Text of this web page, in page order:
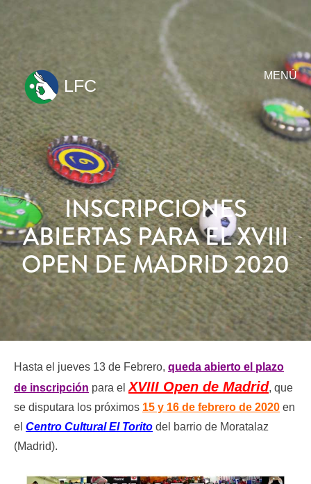
MENÚ
ir
al
contenido
LFC
INSCRIPCIONES
ABIERTAS PARA EL XVIII
OPEN DE MADRID 2020
Hasta el jueves 13 de Febrero, queda abierto el plazo
de inscripción para el XVIII Open de Madrid, que
se disputara los próximos 15 y 16 de febrero de 2020 en
el Centro Cultural El Torito del barrio de Moratalaz
(Madrid).